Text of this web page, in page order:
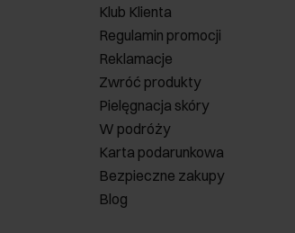
Klub Klienta
Regulamin promocji
Reklamacje
Zwróć produkty
Pielęgnacja skóry
W podróży
Karta podarunkowa
Bezpieczne zakupy
Blog